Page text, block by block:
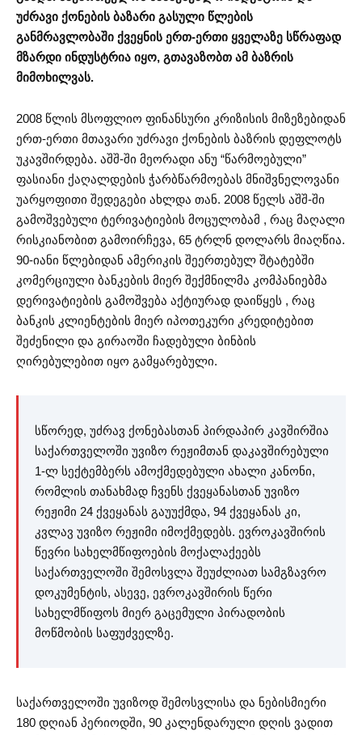
უძრავი ქონების ბაზარი გასული წლების
განმრავლობაში ქვეყნის ერთ-ერთი ყველაზე სწრაფად
მზარდი ინდუსტრია იყო, გთავაზობთ ამ ბაზრის
მიმოხილვას.
2008 წლის მსოფლიო ფინანსური კრიზისის მიზეზებიდან
ერთ-ერთი მთავარი უძრავი ქონების ბაზრის დეფლოტს
უკავშირდება. აშშ-ში მეორადი ანუ “წარმოებული”
ფასიანი ქაღალდების ჭარბწარმოებას მნიშვნელოვანი
უარყოფითი შედეგები ახლდა თან. 2008 წელს აშშ-ში
გამოშვებული ტერივატიების მოცულობამ , რაც მაღალი
რისკიანობით გამოირჩევა, 65 ტრლნ დოლარს მიაღწია.
90-იანი წლებიდან ამერიკის შეერთებულ შტატებში
კომერციული ბანკების მიერ შექმნილმა კომპანიებმა
დერივატიების გამოშვება აქტიურად დაიწყეს , რაც
ბანკის კლიენტების მიერ იპოთეკური კრედიტებით
შეძენილი და გირაოში ჩადებული ბინბის
ღირებულებით იყო გამყარებული.
სწორედ, უძრავ ქონებასთან პირდაპირ კავშირშია
საქართველოში უვიზო რეჟიმთან დაკავშირებული
1-ლ სექტემბერს ამოქმედებული ახალი კანონი,
რომლის თანახმად ჩვენს ქვეყანასთან უვიზო
რეჟიმი 24 ქვეყანას გაუუქმდა, 94 ქვეყანას კი,
კვლავ უვიზო რეჟიმი იმოქმედებს. ევროკავშირის
წევრი სახელმწიფოების მოქალაქეებს
საქართველოში შემოსვლა შეუძლიათ სამგზავრო
დოკუმენტის, ასევე, ევროკავშირის წერი
სახელმწიფოს მიერ გაცემული პირადობის
მოწმობის საფუძველზე.
საქართველოში უვიზოდ შემოსვლისა და ნებისმიერი
180 დღიან პერიოდში, 90 კალენდარული დღის ვადით